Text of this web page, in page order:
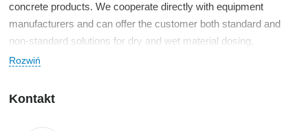
concrete products. We cooperate directly with equipment
manufacturers and can offer the customer both standard and
non-standard solutions for dry and wet material dosing,
transportation, mixing and product production. We also repair
certified concrete. We are flexible and ready for various
Rozwiń
Kontakt